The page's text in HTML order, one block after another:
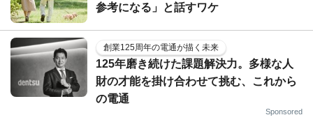
参考になる」と話すワケ
創業125周年の電通が描く未来
125年磨き続けた課題解決力。多様な人
財の才能を掛け合わせて挑む、これから
の電通
Sponsored